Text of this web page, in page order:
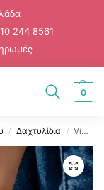
244 8561
0
/ Δαχτυλίδια / Vintage Σετ Κοσμημάτων με Σχέδιο Φύλλου – Βραχιόλι & Δαχτυλίδι